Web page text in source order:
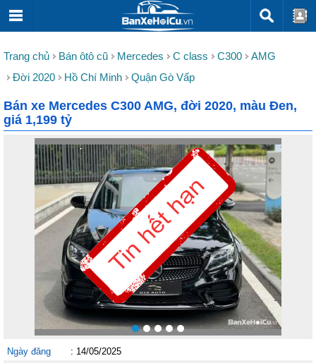
Trang chủ Bán ôtô cũ Mercedes C class C300
AMG
Đời 2020
Hồ Chí Minh Quận Gò Vấp
Bán xe Mercedes C300 AMG, đời 2020, màu Đen,
giá 1,199 tỷ
Ngày đăng : 14/05/2025